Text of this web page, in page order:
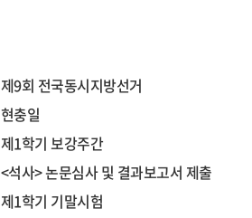
제9회 전국동시지방선거
현충일
제1학기 보강주간
<석사> 논문심사 및 결과보고서 제출
제1학기 기말시험